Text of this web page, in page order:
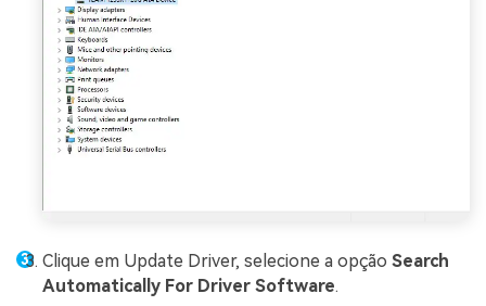
Clique em Update Driver, selecione a opção Search
Automatically For Driver Software.